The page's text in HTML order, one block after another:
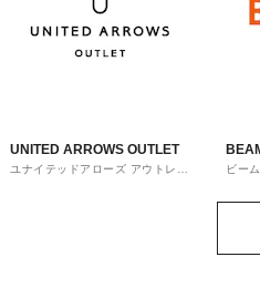
UNITED ARROWS OUTLET
ユナイテッドアローズ アウトレッ
ビー